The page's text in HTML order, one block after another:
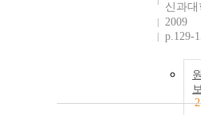
신과대
2009
p.129-
2